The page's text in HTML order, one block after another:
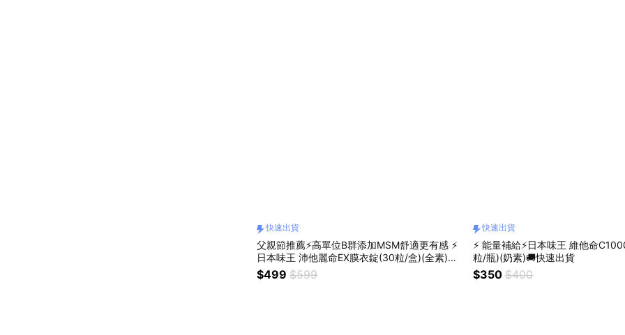
快速出貨
父親節推薦⚡高單位B群添加MSM舒適更有感 ⚡
日本味王 沛他麗命EX膜衣錠(30粒/盒)(全素)🚚
快速出貨
$499 $599
快速出貨
⚡ 能量補給⚡日本味王 維他命
粒/瓶)(奶素)🚚快速出貨
$350 $400